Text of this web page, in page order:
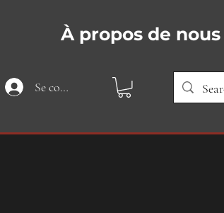
À propos de nous
Se connecter